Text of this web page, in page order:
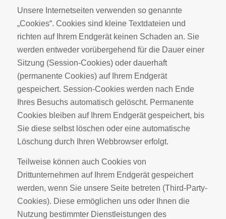
Unsere Internetseiten verwenden so genannte
„Cookies“. Cookies sind kleine Textdateien und
richten auf Ihrem Endgerät keinen Schaden an. Sie
werden entweder vorübergehend für die Dauer einer
Sitzung (Session-Cookies) oder dauerhaft
(permanente Cookies) auf Ihrem Endgerät
gespeichert. Session-Cookies werden nach Ende
Ihres Besuchs automatisch gelöscht. Permanente
Cookies bleiben auf Ihrem Endgerät gespeichert, bis
Sie diese selbst löschen oder eine automatische
Löschung durch Ihren Webbrowser erfolgt.
Teilweise können auch Cookies von
Drittunternehmen auf Ihrem Endgerät gespeichert
werden, wenn Sie unsere Seite betreten (Third-Party-
Cookies). Diese ermöglichen uns oder Ihnen die
Nutzung bestimmter Dienstleistungen des